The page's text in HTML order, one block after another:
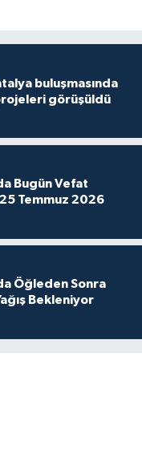
buluşmasında
görüşüldü
Bugün Vefat
Temmuz 2026
Öğleden Sonra
Bekleniyor